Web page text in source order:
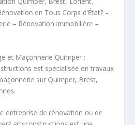
en Tous Corps d’État? –
– Rénovation immobilière –
et Maçonnerie Quimper :
est spécialisée en travaux
sur Quimper, Brest,
entreprise de rénovation ou de